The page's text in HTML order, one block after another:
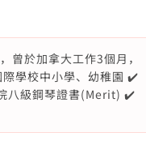
於加拿大工作3個月，
學校中小學、幼稚園 ✔️
八級鋼琴證書(Merit) ✔️